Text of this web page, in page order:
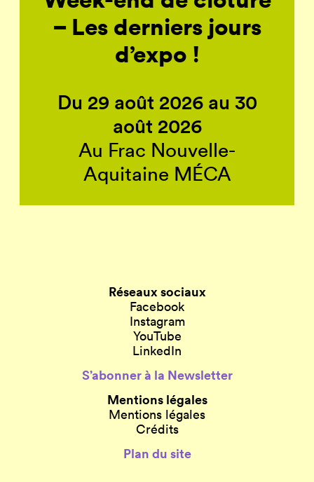
– Les derniers jours
d’expo !
Du 29 août 2026 au 30
août 2026
Au Frac Nouvelle-
Aquitaine MÉCA
Réseaux sociaux
Facebook
Instagram
YouTube
LinkedIn
S’abonner à la Newsletter
Mentions légales
Mentions légales
Crédits
Plan du site